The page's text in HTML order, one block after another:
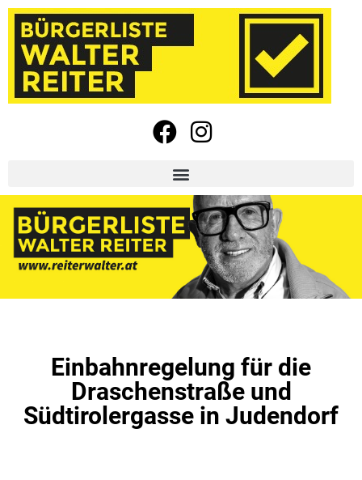
Einbahnregelung für die
Draschenstraße und
Südtirolergasse in Judendorf